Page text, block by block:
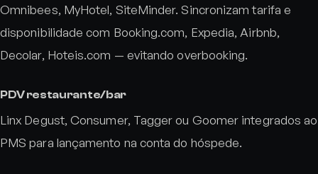
Omnibees, MyHotel, SiteMinder. Sincronizam tarifa e
disponibilidade com Booking.com, Expedia, Airbnb,
Decolar, Hoteis.com — evitando overbooking.
PDV restaurante/bar
Linx Degust, Consumer, Tagger ou Goomer integrados ao
PMS para lançamento na conta do hóspede.